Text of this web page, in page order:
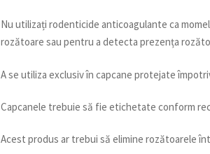
Nu utilizați rodenticide anticoagulante ca
rozătoare sau pentru a detecta prezența
A se utiliza exclusiv în capcane protejate
Capcanele trebuie să fie etichetate conform
Acest produs ar trebui să elimine rozătoarele